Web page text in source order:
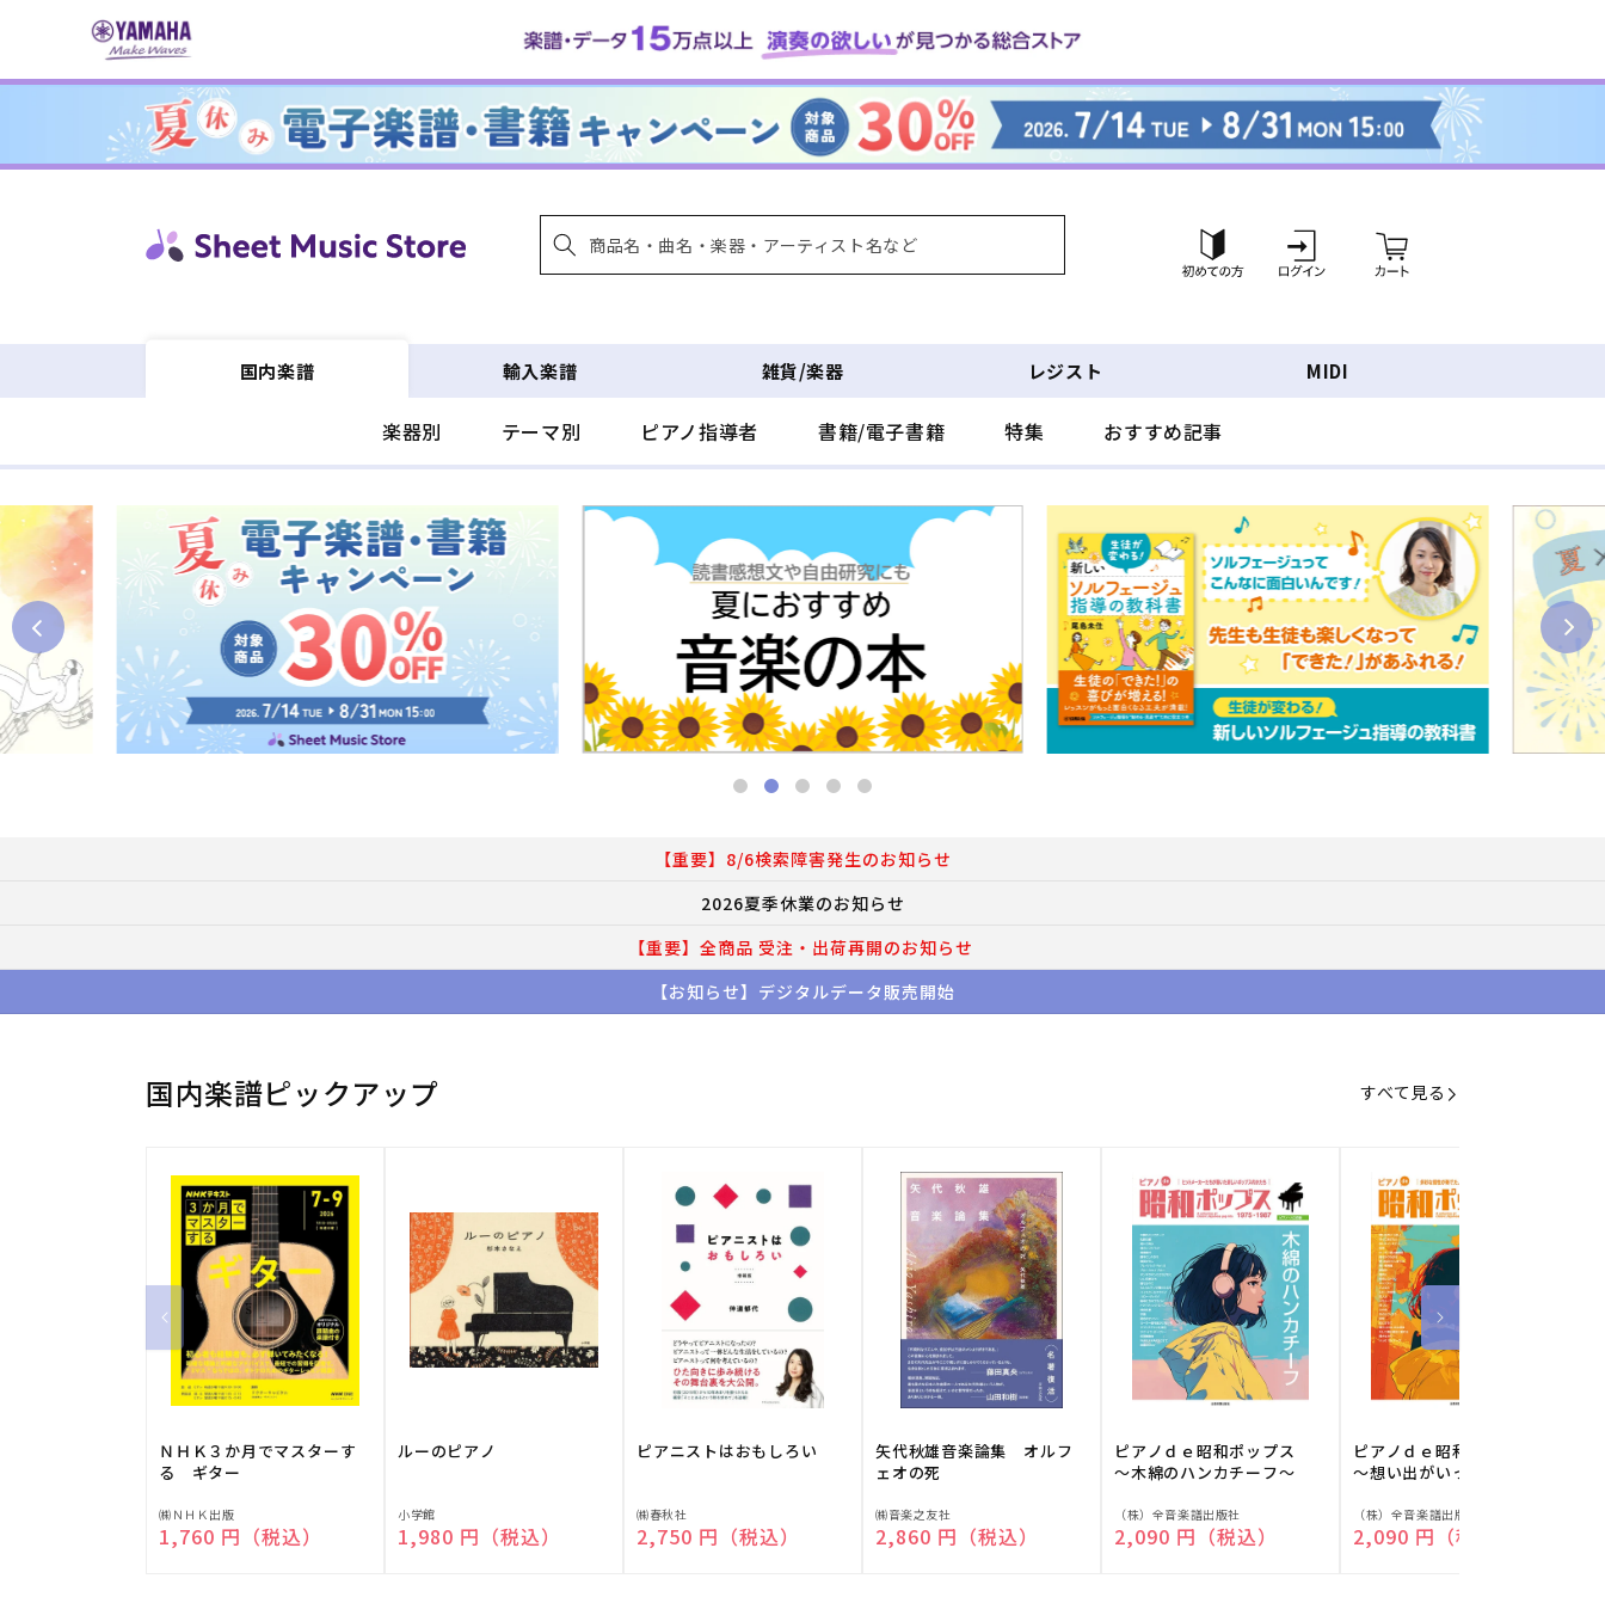
ンツに
グ
イ
ー
ト
国内楽譜
楽器別 テーマ別 ピアノ指導者 書籍/電子書籍 特集 おすすめ記事
輸入楽譜 雑貨/楽器 レジスト MIDI
【重要】8/6検索障害発生のお知らせ
2026夏季休業のお知らせ
【重要】全商品 受注・出荷再開のお知らせ
【お知らせ】デジタルデータ販売開始
国内楽譜ピックアップ すべて見る
ＮＨＫ３か月でマスターす
る ギター
販
売
㈱ＮＨＫ出版
通常価格
1,760 円（税込）
ルーのピアノ
販
売
小学館
通常価格
1,980 円（税込）
ピアニストはおもしろい
販
売
㈱春秋社
通常価格
2,750 円（税込）
矢代秋雄音楽論集 オルフ
ェオの死
販
売
㈱音楽之友社
通常価格
2,860 円（税込）
ピアノｄｅ昭和ポップス
～木綿のハンカチーフ～
販
売
（株）全音楽譜出版社
通常価格
2,090 円（税込）
ピアノｄｅ昭和ポップス
～想い出がいっぱい～
販
売
（株）全音楽譜出版社
通常価格
2,090 円（税込）